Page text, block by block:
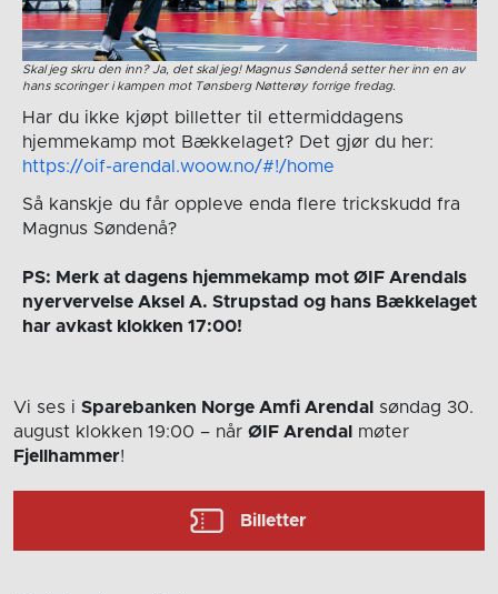
Skal jeg skru den inn? Ja, det skal jeg! Magnus Søndenå setter her inn en av
hans scoringer i kampen mot Tønsberg Nøtterøy forrige fredag.
Har du ikke kjøpt billetter til ettermiddagens
hjemmekamp mot Bækkelaget? Det gjør du her:
https://oif-arendal.woow.no/#!/home
Så kanskje du får oppleve enda flere trickskudd fra
Magnus Søndenå?
PS: Merk at dagens hjemmekamp mot ØIF Arendals
nyervervelse Aksel A. Strupstad og hans Bækkelaget
har avkast klokken 17:00!
Vi ses i Sparebanken Norge Amfi Arendal
søndag 30.
august klokken 19:00 – når ØIF Arendal
møter
Fjellhammer!
Billetter